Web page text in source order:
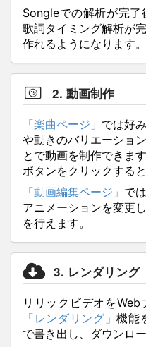
Songleでの解析が完了
歌詞タイミング解析が
作れるようになります。
2. 動画制作
「楽曲ページ」 では好
や動きのバリエーショ
とで動画を制作できま
ボタンをクリックすると
「動画編集ページ」 で
アニメーションを変更
を行えます。
3. レンダリング
リリックビデオをWeb
「レンダリング」機能
で書き出し、ダウンロ